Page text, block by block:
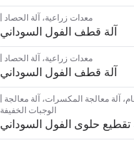
معدات زراعية،آلة الحصاد
آلة قطف الفول السوداني
معدات زراعية،آلة الحصاد
آلة قطف الفول السوداني
،آلة معالجة المكسرات،آلة معالجة
الوجبات الخفيفة
تقطيع حلوى الفول السوداني